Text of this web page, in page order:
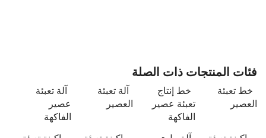
فئات المنتجات ذات الصلة
خط تعبئة
العصير
خط إنتاج
تعبئة عصير
الفاكهة
آلة تعبئة
العصير
آلة تعبئة
عصير
الفاكهة